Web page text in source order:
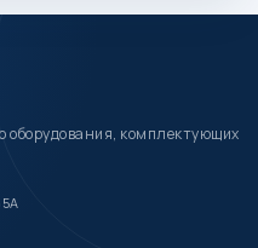
комплектующих